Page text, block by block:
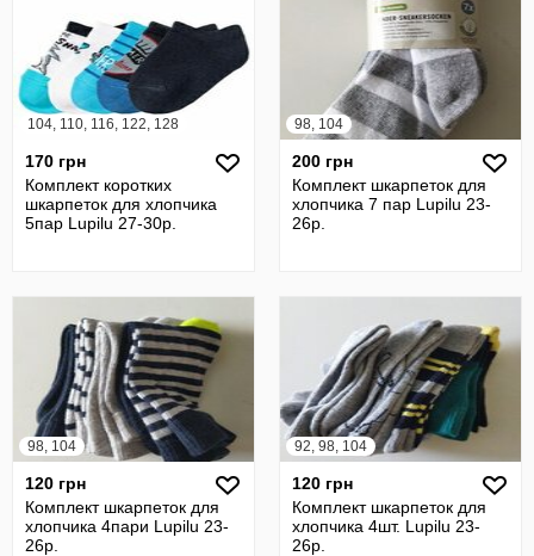
104, 110, 116, 122, 128
170 грн
Комплект коротких
шкарпеток для хлопчика
5пар Lupilu 27-30р.
98, 104
200 грн
Комплект шкарпеток для
хлопчика 7 пар Lupilu 23-
26р.
98, 104
120 грн
Комплект шкарпеток для
хлопчика 4пари Lupilu 23-
26р.
92, 98, 104
120 грн
Комплект шкарпеток для
хлопчика 4шт. Lupilu 23-
26р.